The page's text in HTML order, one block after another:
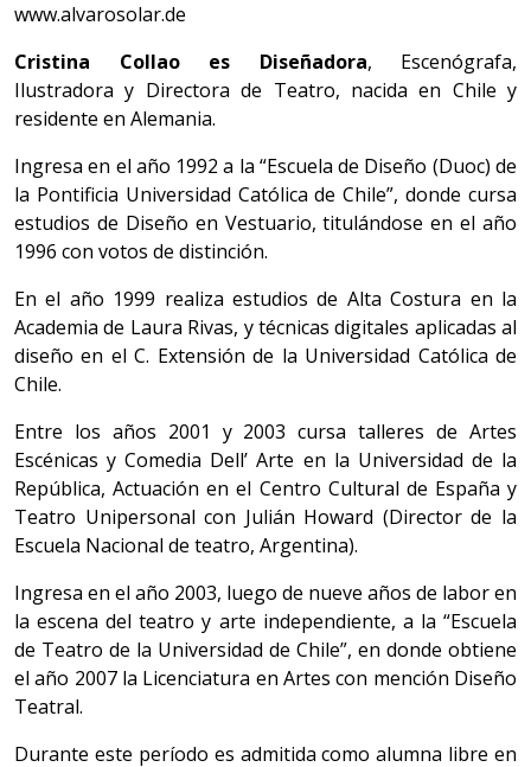
www.alvarosolar.de
Cristina Collao es Diseñadora, Escenógrafa,
Ilustradora y Directora de Teatro, nacida en Chile y
residente en Alemania.
Ingresa en el año 1992 a la “Escuela de Diseño (Duoc) de
la Pontificia Universidad Católica de Chile”, donde cursa
estudios de Diseño en Vestuario, titulándose en el año
1996 con votos de distinción.
En el año 1999 realiza estudios de Alta Costura en la
Academia de Laura Rivas, y técnicas digitales aplicadas al
diseño en el C. Extensión de la Universidad Católica de
Chile.
Entre los años 2001 y 2003 cursa talleres de Artes
Escénicas y Comedia Dell’ Arte en la Universidad de la
República, Actuación en el Centro Cultural de España y
Teatro Unipersonal con Julián Howard (Director de la
Escuela Nacional de teatro, Argentina).
Ingresa en el año 2003, luego de nueve años de labor en
la escena del teatro y arte independiente, a la “Escuela
de Teatro de la Universidad de Chile”, en donde obtiene
el año 2007 la Licenciatura en Artes con mención Diseño
Teatral.
Durante este período es admitida como alumna libre en